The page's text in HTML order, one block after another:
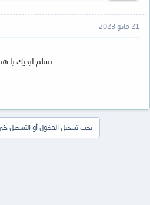
21 مايو 2023
تسلم ايديك يا
يجب تسجيل الدخول أو التسجيل